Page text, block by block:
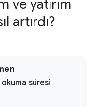
ve yatırım
artırdı?
okuma süresi